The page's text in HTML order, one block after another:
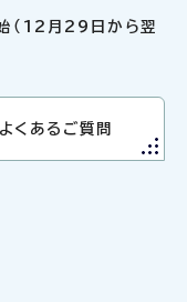
（12月29日から翌
よくあるご質問